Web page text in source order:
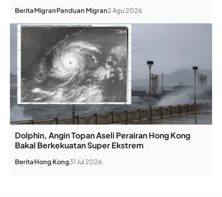
BeritaMigranPanduan Migran2 Agu 2026
Dolphin, Angin Topan Aseli Perairan Hong Kong
Bakal Berkekuatan Super Ekstrem
BeritaHong Kong31 Jul 2026